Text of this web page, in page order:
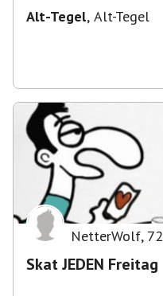
Alt-Tegel, Alt-Tegel
NetterWolf, 72
Skat JEDEN Freitag